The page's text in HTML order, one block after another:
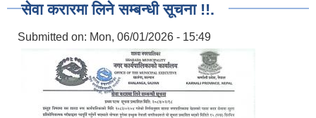
सेवा करारमा लिने सम्बन्धी सूचना !!.
Submitted on: Mon, 06/01/2026 - 15:49